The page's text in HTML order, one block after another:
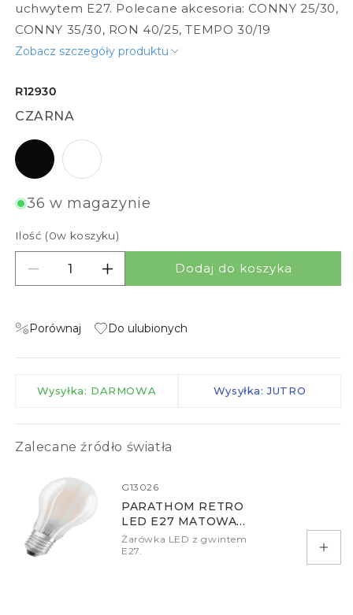
uchwytem E27. Polecane akcesoria: CONNY 25/30,
CONNY 35/30, RON 40/25, TEMPO 30/19
Zobacz szczegóły produktu
R12930
CZARNA
czarna biała
36 w magazynie
Ilość (0w koszyku)
Zmniejsz ilość dla CORTINA STOJAK
Zwiększ ilość dla CORTINA STOJAK
Dodaj do koszyka
Porównaj Do ulubionych
Wysyłka: DARMOWA Wysyłka: JUTRO
Zalecane źródło światła
G13026
PARATHOM RETRO
LED E27 MATOWA
2700K DIMM
Żarówka LED z gwintem
E27.